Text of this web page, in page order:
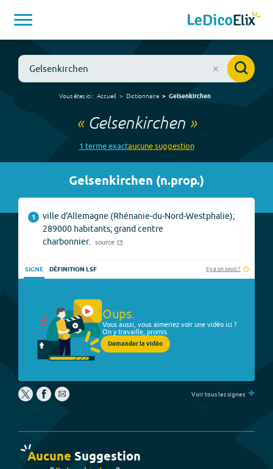
Vous êtes ici : Accueil Dictionnaire Gelsenkirchen
« Gelsenkirchen »
1 termeexactaucunesuggestion
Gelsenkirchen (n.prop.)
1
ville d'Allemagne (Rhénanie-du-Nord-Westphalie);
289000 habitants; grand centre
charbonnier.
source
SIGNE DÉFINITION LSF Il y a un souci ?
Oups.
Vous aussi, vous aimeriez voir une vidéo ici ?
On y travaille, promis.
Demander la vidéo
Voir tous les signes +
Aucune Suggestion